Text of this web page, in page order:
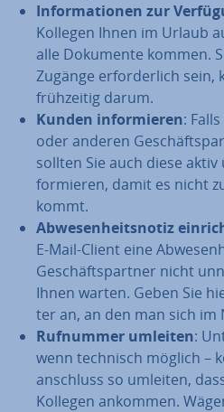
In­for­ma­tio­nen zur
Kollegen Ihnen im Urlaub
alle Dokumente kommen.
Zugänge er­for­der­lich sein,
früh­zei­tig darum.
Kunden in­for­mie­ren:
oder anderen
sollten Sie auch diese
for­mie­ren, damit es nicht
kommt.
Ab­we­sen­heits­no­tiz
E-Mail-Client eine
Ge­schäfts­part­ner nicht
Ihnen warten. Geben Sie
ter an, an den man sich im
Rufnummer umleiten:
wenn technisch möglich –
an­schluss so umleiten,
Kollegen ankommen.